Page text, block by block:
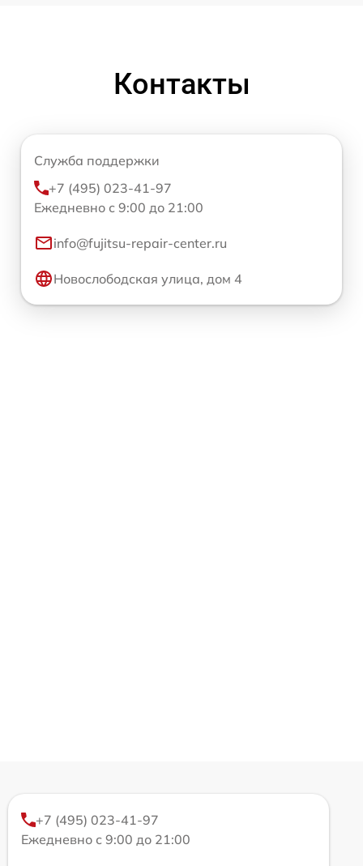
Контакты
Служба поддержки
+7 (495) 023-41-97
Ежедневно с 9:00 до 21:00
info@fujitsu-repair-center.ru
Новослободская улица, дом 4
+7 (495) 023-41-97
Ежедневно с 9:00 до 21:00